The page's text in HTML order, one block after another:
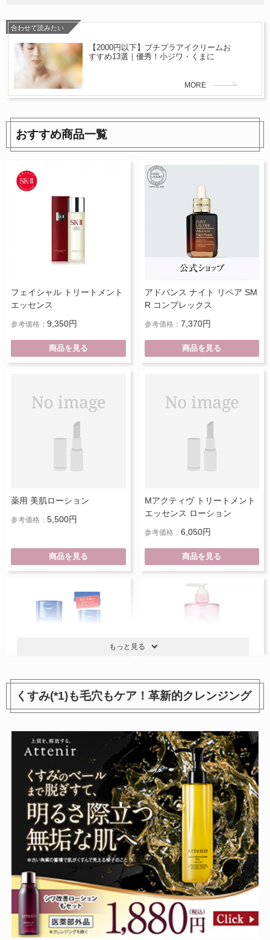
合わせて読みたい
【2000円以下】プチプラアイクリームお
すすめ13選｜優秀！小ジワ・くまに
MORE
おすすめ商品一覧
フェイシャル トリートメント
エッセンス
参考価格： 9,350円
商品を見る
アドバンス ナイト リペア SM
R コンプレックス
参考価格： 7,370円
商品を見る
薬用 美肌ローション
参考価格： 5,500円
商品を見る
Mアクティヴ トリートメント
エッセンス ローション
参考価格： 6,050円
商品を見る
ホワイトケア ローション 日本酒の化粧水 高保湿
商品を見る
もっと見る
くすみ(*1)も毛穴もケア！革新的クレンジング